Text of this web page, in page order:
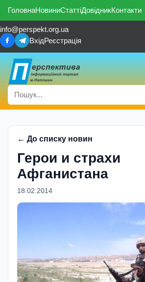
ГоловнаНовиниСтаттіДовідникКонтакти
info@perspekt.org.ua
ВхідРеєстрація
← До списку новин
Герои и страхи
Афганистана
18.02.2014